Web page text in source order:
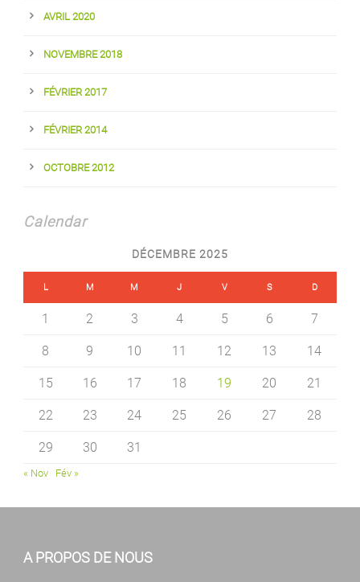
AVRIL 2020
NOVEMBRE 2018
FÉVRIER 2017
FÉVRIER 2014
OCTOBRE 2012
Calendar
DÉCEMBRE 2025
L M M J V S D
1 2 3 4 5 6 7
8 9 10 11 12 13 14
15 16 17 18 19 20 21
22 23 24 25 26 27 28
29 30 31
« Nov Fév »
A PROPOS DE NOUS